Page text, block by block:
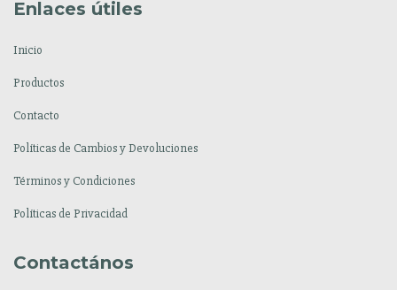
Enlaces útiles
Inicio
Productos
Contacto
Políticas de Cambios y Devoluciones
Términos y Condiciones
Políticas de Privacidad
Contactános